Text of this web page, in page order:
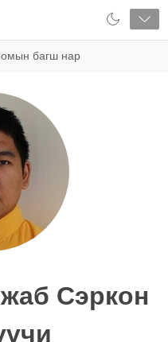
багш нар
Сэркон